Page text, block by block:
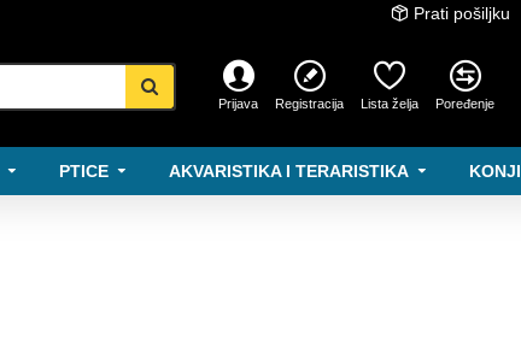
Prati pošiljku
Prijava Registracija Lista želja Poređenje
PTICE AKVARISTIKA I TERARISTIKA KONJI